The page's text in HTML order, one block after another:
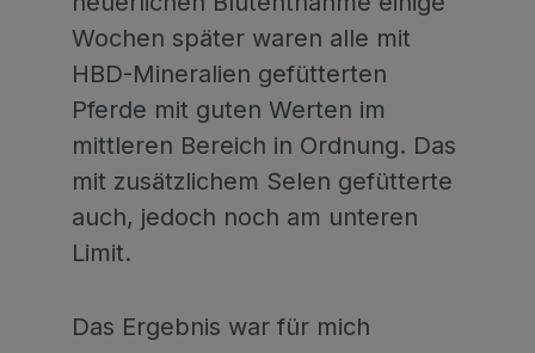
Wochen später waren alle mit
HBD-Mineralien gefütterten
Pferde mit guten Werten im
mittleren Bereich in Ordnung. Das
mit zusätzlichem Selen gefütterte
auch, jedoch noch am unteren
Limit.
Das Ergebnis war für mich